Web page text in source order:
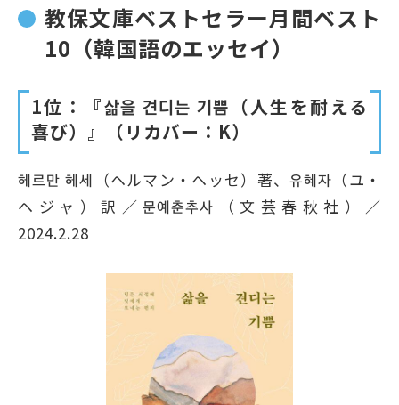
教保文庫ベストセラー月間ベスト
10（韓国語のエッセイ）
1位：『삶을 견디는 기쁨（人生を耐える
喜び）』（リカバー：K）
헤르만 헤세（ヘルマン・ヘッセ）著、유혜자（ユ・
ヘジャ）訳／문예춘추사（文芸春秋社）／
2024.2.28